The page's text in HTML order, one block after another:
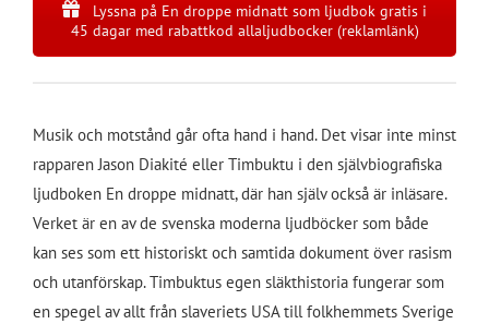
Lyssna på En droppe midnatt som ljudbok gratis i
45 dagar med rabattkod allaljudbocker (reklamlänk)
Musik och motstånd går ofta hand i hand. Det visar inte minst
rapparen Jason Diakité eller Timbuktu i den självbiografiska
ljudboken En droppe midnatt, där han själv också är inläsare.
Verket är en av de svenska moderna ljudböcker som både
kan ses som ett historiskt och samtida dokument över rasism
och utanförskap. Timbuktus egen släkthistoria fungerar som
en spegel av allt från slaveriets USA till folkhemmets Sverige